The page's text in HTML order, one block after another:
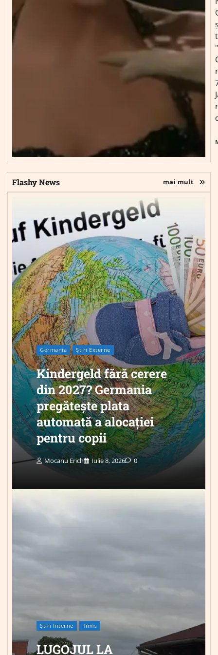
Flashy News mai mult
Germania Știri Externe
Kindergeld fără cerere
din 2027? Germania
pregătește plata
automată a alocației
pentru copii
Mocanu Erich Iulie 8, 2026 0
Știri Interne Timis
LUGOJUL LA